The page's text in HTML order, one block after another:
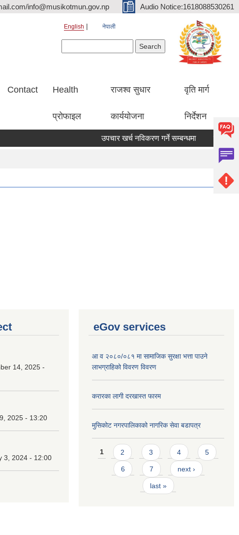
info@musikotmun.gov.np Audio Notice:1618088530261
English नेपाली
Contact Health
प्रोफाइल
राजश्व सुधार
कार्ययोजना
वृति मार्ग
निर्देशन
उपचार खर्च नविकरण गर्ने सम्बन्धमा
14, 2025 -
2025 - 13:20
3, 2024 - 12:00
eGov services
आ व २०८०/०८१ मा सामाजिक सुरक्षा भत्ता पाउने
लाभग्राहिको विवरण विवरण
करारका लागी दरखास्त फारम
मुसिकोट नगरपालिकाको नागरिक सेवा बडापत्र
Pages
1 2 3 4 5
6 7 next ›
last »